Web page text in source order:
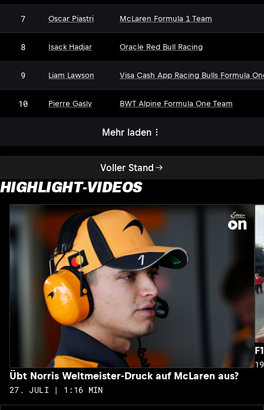
Voller Stand
7 Oscar Piastri McLaren Formula 1 Team
8 Isack Hadjar Oracle Red Bull Racing
9 Liam Lawson Visa Cash App Racing Bulls Formula
10 Pierre Gasly BWT Alpine Formula One Team
Mehr laden
HIGHLIGHT-VIDEOS
Übt Norris Weltmeister-Druck auf McLaren aus?
27. JULI | 1:16 MIN